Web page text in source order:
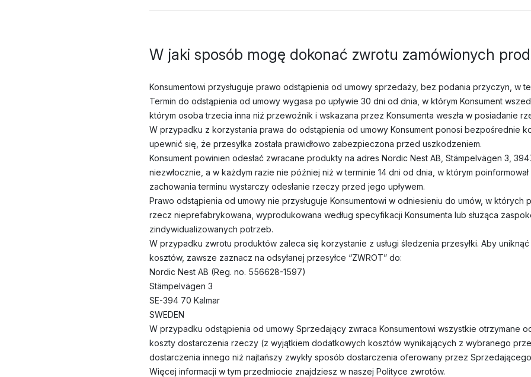
W jaki sposób mogę dokonać zwrotu zamówionych
Konsumentowi przysługuje prawo odstąpienia od umowy sprzedaży, bez podania przyczyn, w
Termin do odstąpienia od umowy wygasa po upływie 30 dni od dnia, w którym Konsument
którym osoba trzecia inna niż przewoźnik i wskazana przez Konsumenta weszła w posiadanie
W przypadku z korzystania prawa do odstąpienia od umowy Konsument ponosi bezpośrednie
upewnić się, że przesyłka została prawidłowo zabezpieczona przed uszkodzeniem.
Konsument powinien odesłać zwracane produkty na adres Nordic Nest AB, Stämpelvägen 3,
niezwłocznie, a w każdym razie nie później niż w terminie 14 dni od dnia, w którym
zachowania terminu wystarczy odesłanie rzeczy przed jego upływem.
Prawo odstąpienia od umowy nie przysługuje Konsumentowi w odniesieniu do umów, w których
rzecz nieprefabrykowana, wyprodukowana według specyfikacji Konsumenta lub służąca
zindywidualizowanych potrzeb.
W przypadku zwrotu produktów zaleca się korzystanie z usługi śledzenia przesyłki. Aby
kosztów, zawsze zaznacz na odsyłanej przesyłce “ZWROT” do:
Nordic Nest AB (Reg. no. 556628-1597)
Stämpelvägen 3
SE-394 70 Kalmar
SWEDEN
W przypadku odstąpienia od umowy Sprzedający zwraca Konsumentowi wszystkie otrzymane
koszty dostarczenia rzeczy (z wyjątkiem dodatkowych kosztów wynikających z wybranego
dostarczenia innego niż najtańszy zwykły sposób dostarczenia oferowany przez
Więcej informacji w tym przedmiocie znajdziesz w naszej Polityce zwrotów.